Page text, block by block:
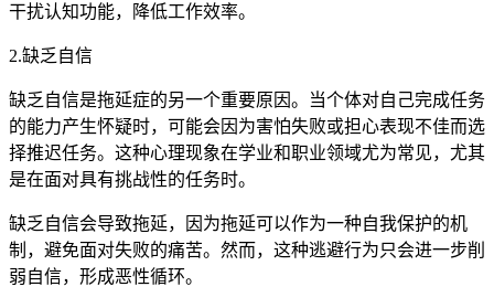
干扰认知功能，降低工作效率。
2.缺乏自信
缺乏自信是拖延症的另一个重要原因。当个体对自己完成任务
的能力产生怀疑时，可能会因为害怕失败或担心表现不佳而选
择推迟任务。这种心理现象在学业和职业领域尤为常见，尤其
是在面对具有挑战性的任务时。
缺乏自信会导致拖延，因为拖延可以作为一种自我保护的机
制，避免面对失败的痛苦。然而，这种逃避行为只会进一步削
弱自信，形成恶性循环。